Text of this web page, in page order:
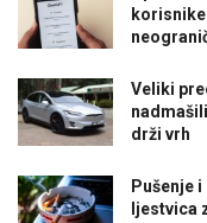
Veliki
drži vrh
Pušenje
ljestvica